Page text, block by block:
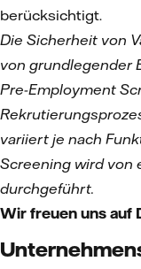
berücksichtigt.
Die Sicherheit von
von grundlegender
Pre-Employment
variiert je nach
Screening wird von
durchgeführt.
Wir freuen uns auf